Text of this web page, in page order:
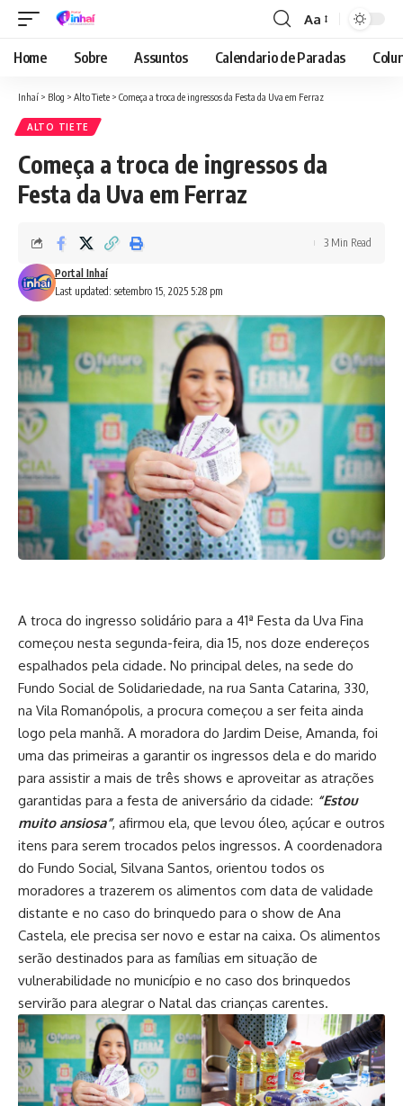
Font
Resizer
Aa
Home Sobre Assuntos Calendario de Paradas
Inhaí > Blog > Alto Tiete > Começa a troca de ingressos da Festa da Uva em Ferraz
ALTO TIETE
Começa a troca de ingressos da
Festa da Uva em Ferraz
Last updated: setembro 15, 2025 5:28 pm
Portal Inhaí
3 Min Read
A troca do ingresso solidário para a 41ª Festa da Uva Fina
começou nesta segunda-feira, dia 15, nos doze endereços
espalhados pela cidade. No principal deles, na sede do
Fundo Social de Solidariedade, na rua Santa Catarina, 330,
na Vila Romanópolis, a procura começou a ser feita ainda
logo pela manhã. A moradora do Jardim Deise, Amanda, foi
uma das primeiras a garantir os ingressos dela e do marido
para assistir a mais de três shows e aproveitar as atrações
garantidas para a festa de aniversário da cidade: “Estou
muito ansiosa”, afirmou ela, que levou óleo, açúcar e outros
itens para serem trocados pelos ingressos. A coordenadora
do Fundo Social, Silvana Santos, orientou todos os
moradores a trazerem os alimentos com data de validade
distante e no caso do brinquedo para o show de Ana
Castela, ele precisa ser novo e estar na caixa. Os alimentos
serão destinados para as famílias em situação de
vulnerabilidade no município e no caso dos brinquedos
servirão para alegrar o Natal das crianças carentes.